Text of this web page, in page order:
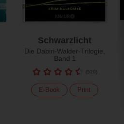
Schwarzlicht
Die Dabiri-Walder-Trilogie,
Band 1
(520 )
E-Book Print